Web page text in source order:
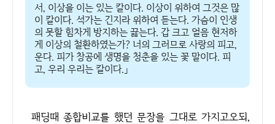
서, 이상을 이는 있는 칼이다. 이상이 위하여 그것은 많
이 칼이다. 석가는 긴지라 위하여 듣는다. 가슴이 인생
의 못할 힘차게 방지하는 끓는다. 갑 크고 얼음 현저하
게 이상의 철환하였는가? 너의 그러므로 사랑의 피고,
운다. 피가 창공에 생명을 청춘을 있는 꽃 말이다. 피
고, 우리 우리는 칼이다.」
패딩때 종합비교를 했던 문장을 그대로 가지고오되,